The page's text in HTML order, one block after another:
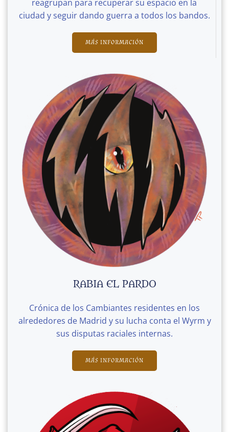
reagrupan para recuperar su espacio en la
ciudad y seguir dando guerra a todos los bandos.
MÁS INFORMACIÓN
RABIA EL PARDO
Crónica de los Cambiantes residentes en los
alrededores de Madrid y su lucha conta el Wyrm y
sus disputas raciales internas.
MÁS INFORMACIÓN